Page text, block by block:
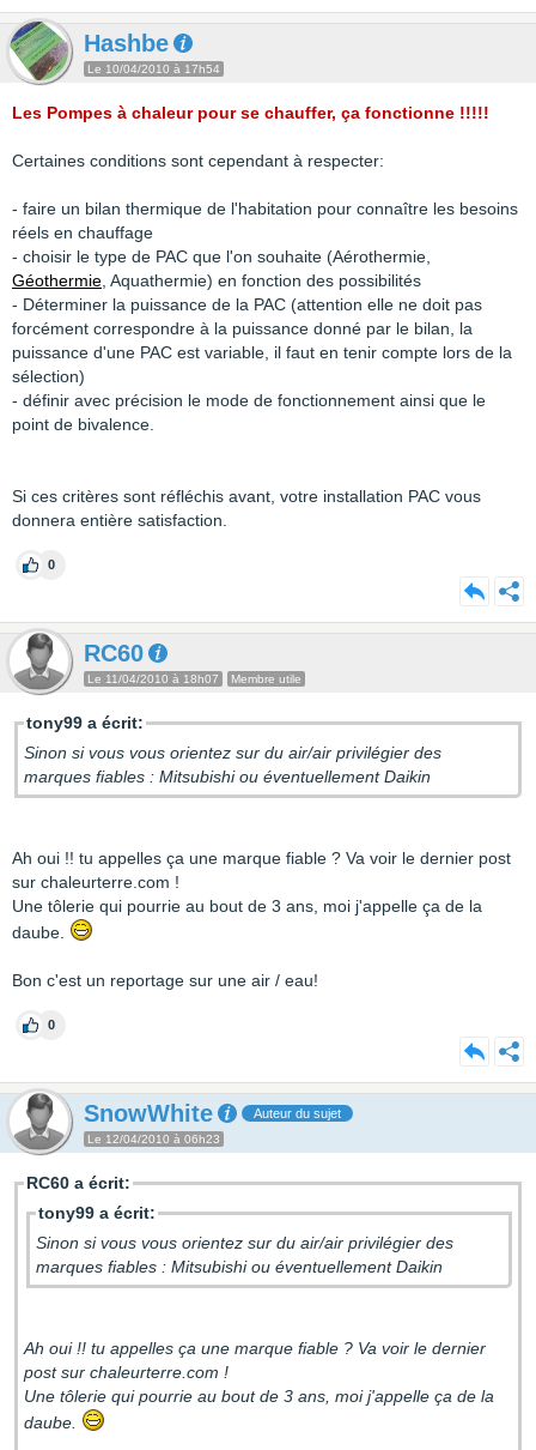
Hashbe
Le 10/04/2010 à 17h54
Les Pompes à chaleur pour se chauffer, ça fonctionne !!!!!
Certaines conditions sont cependant à respecter:
- faire un bilan thermique de l'habitation pour connaître les besoins
réels en chauffage
- choisir le type de PAC que l'on souhaite (Aérothermie,
Géothermie , Aquathermie) en fonction des possibilités
- Déterminer la puissance de la PAC (attention elle ne doit pas
forcément correspondre à la puissance donné par le bilan, la
puissance d'une PAC est variable, il faut en tenir compte lors de la
sélection)
- définir avec précision le mode de fonctionnement ainsi que le
point de bivalence.
Si ces critères sont réfléchis avant, votre installation PAC vous
donnera entière satisfaction.
0
RC60
Le 11/04/2010 à 18h07 Membre utile
tony99 a écrit:
Sinon si vous vous orientez sur du air/air privilégier des
marques fiables : Mitsubishi ou éventuellement Daikin
Ah oui !! tu appelles ça une marque fiable ? Va voir le dernier post
sur chaleurterre.com !
Une tôlerie qui pourrie au bout de 3 ans, moi j'appelle ça de la
daube.
Bon c'est un reportage sur une air / eau!
0
SnowWhite Auteur du sujet
Le 12/04/2010 à 06h23
RC60 a écrit:
tony99 a écrit:
Sinon si vous vous orientez sur du air/air privilégier des
marques fiables : Mitsubishi ou éventuellement Daikin
Ah oui !! tu appelles ça une marque fiable ? Va voir le dernier
post sur chaleurterre.com !
Une tôlerie qui pourrie au bout de 3 ans, moi j'appelle ça de la
daube.